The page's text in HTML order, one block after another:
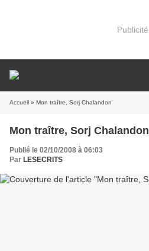
Publicité
Accueil » Mon traître, Sorj Chalandon
Mon traître, Sorj Chalandon
Publié le 02/10/2008 à 06:03
Par LESECRITS